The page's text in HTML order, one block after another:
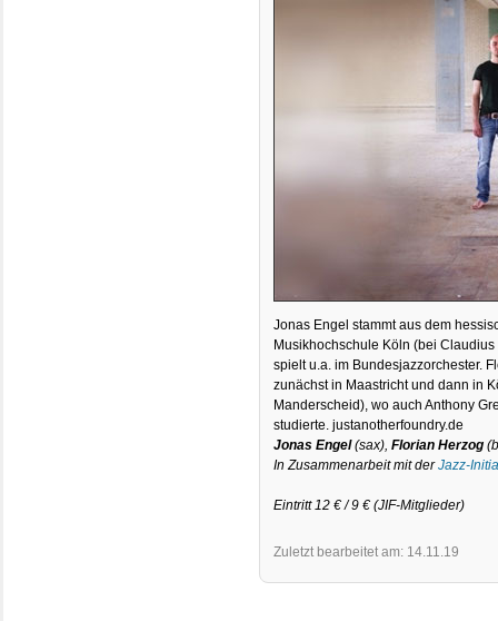
Jonas Engel stammt aus dem
Musikhochschule Köln (bei
spielt u.a. im Bundesjazzorchester.
zunächst in Maastricht und dann in
Manderscheid), wo auch Anthony
studierte. justanotherfoundry.de
Jonas Engel(sax),Florian Herzog
In Zusammenarbeit mit derJazz-
Eintritt 12 € / 9 € (JIF-Mitglieder)
Zuletzt bearbeitet am: 14.11.19